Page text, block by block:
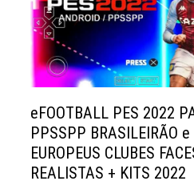
eFOOTBALL PES 2022
PPSSPP BRASILEIRÃO e
EUROPEUS CLUBES
REALISTAS + KITS 2022